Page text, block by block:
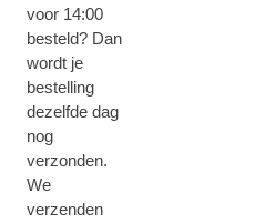
voor 14:00
besteld? Dan
wordt je
bestelling
dezelfde dag
nog
verzonden.
We
verzenden